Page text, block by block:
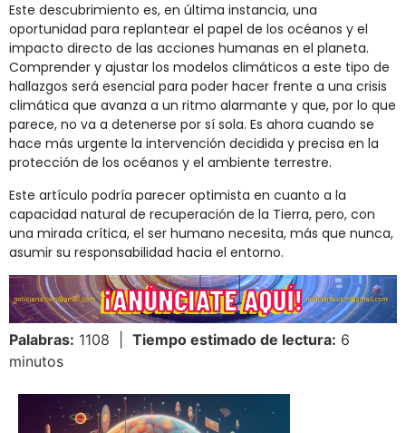
Este descubrimiento es, en última instancia, una
oportunidad para replantear el papel de los océanos y el
impacto directo de las acciones humanas en el planeta.
Comprender y ajustar los modelos climáticos a este tipo de
hallazgos será esencial para poder hacer frente a una crisis
climática que avanza a un ritmo alarmante y que, por lo que
parece, no va a detenerse por sí sola. Es ahora cuando se
hace más urgente la intervención decidida y precisa en la
protección de los océanos y el ambiente terrestre.
Este artículo podría parecer optimista en cuanto a la
capacidad natural de recuperación de la Tierra, pero, con
una mirada crítica, el ser humano necesita, más que nunca,
asumir su responsabilidad hacia el entorno.
Palabras: 1108 | Tiempo estimado de lectura: 6
minutos